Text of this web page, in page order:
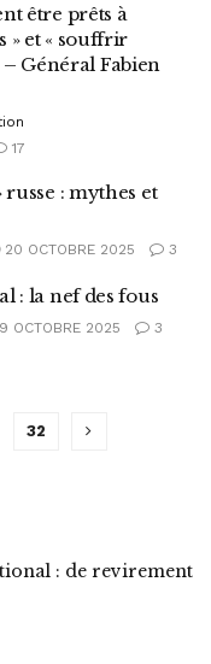
être prêts à
» et « souffrir
Général Fabien
17
: mythes et
20 OCTOBRE 2025 3
: la nef des fous
OCTOBRE 2025 3
32
: de revirement